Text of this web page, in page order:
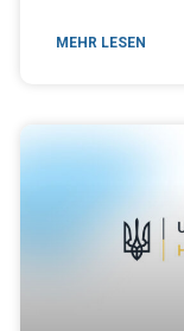
MEHR LESEN